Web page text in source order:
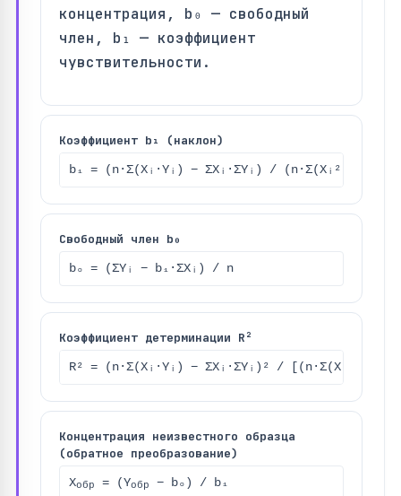
концентрация, b₀ — свободный
член, b₁ — коэффициент
чувствительности.
Коэффициент b₁ (наклон)
b₁ = (n·Σ(Xᵢ·Yᵢ) − ΣXᵢ·ΣYᵢ) / (n·Σ(Xᵢ²) −
Свободный член b₀
b₀ = (ΣYᵢ − b₁·ΣXᵢ) / n
Коэффициент детерминации R²
R² = (n·Σ(Xᵢ·Yᵢ) − ΣXᵢ·ΣYᵢ)² / [(n·Σ(Xᵢ²) −
Концентрация неизвестного образца
(обратное преобразование)
Xобр = (Yобр − b₀) / b₁